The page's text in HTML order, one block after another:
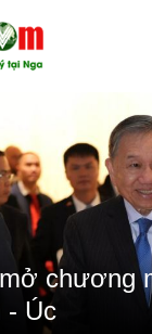
chương
- Úc